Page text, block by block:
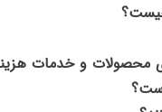
محصولات و خدمات